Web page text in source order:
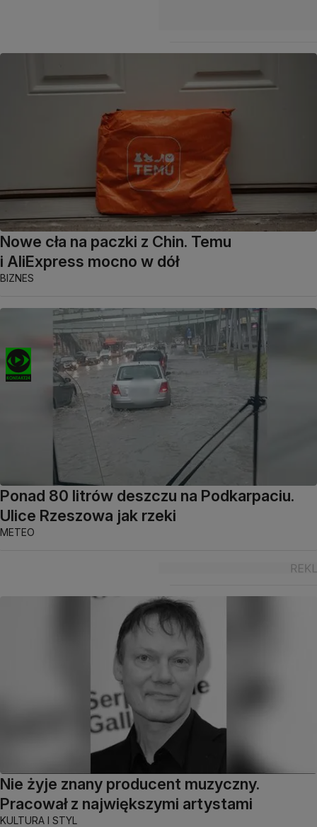
Nowe cła na paczki z Chin. Temu
i AliExpress mocno w dół
BIZNES
Ponad 80 litrów deszczu na Podkarpaciu.
Ulice Rzeszowa jak rzeki
METEO
Nie żyje znany producent muzyczny.
Pracował z największymi artystami
KULTURA I STYL